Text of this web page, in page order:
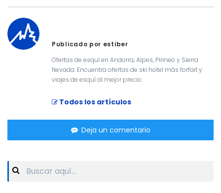
Publicado por estiber
Ofertas de esquí en Andorra, Alpes, Pirineo y Sierra
Nevada. Encuentra ofertas de ski hotel más forfait y
viajes de esquí al mejor precio.
Todos los artículos
Deja un comentario
Search